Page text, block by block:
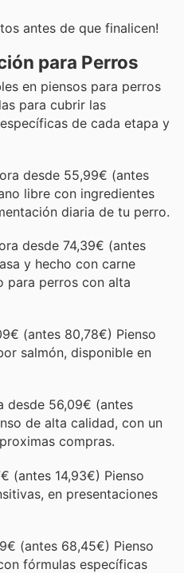
antes de que finalicen!
para Perros
en piensos para perros
para cubrir las
de cada etapa y
desde 55,99€ (antes
libre con ingredientes
diaria de tu perro.
desde 74,39€ (antes
y hecho con carne
para perros con alta
(antes 80,78€) Pienso
salmón, disponible en
desde 56,09€ (antes
de alta calidad, con un
compras.
(antes 14,93€) Pienso
en presentaciones
(antes 68,45€) Pienso
fórmulas específicas